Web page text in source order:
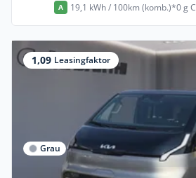
A 19,1 kWh / 100km (komb.)*0 g
1,09 Leasingfaktor
Grau